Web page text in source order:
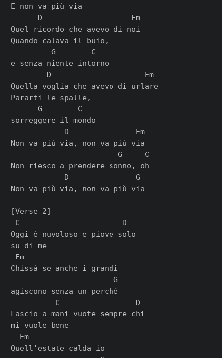
E non va più via
      D                    Em
Quel ricordo che avevo di noi
Quando calava il buio,
         G        C
e senza niente intorno
        D                     Em
Quella voglia che avevo di urlare
Pararti le spalle,
      G        C
sorreggere il mondo
            D               Em
Non va più via, non va più via
                        G     C
Non riesco a prendere sonno, oh
            D               G
Non va più via, non va più via
[Verse 2]
C                       D
Oggi è nuvoloso e piove solo
su di me
Em
Chissà se anche i grandi
                       G
agiscono senza un perché
          C                 D
Lascio a mani vuote sempre chi
mi vuole bene
  Em
Quell'estate calda io